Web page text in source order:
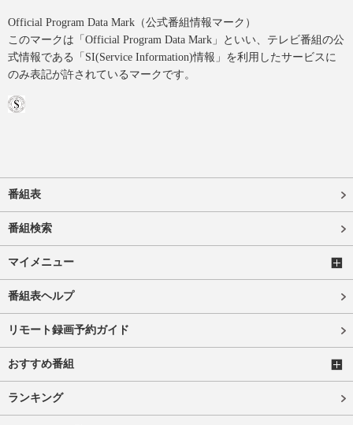
Official Program Data Mark（公式番組情報マーク）
このマークは「Official Program Data Mark」といい、テレビ番組の公
式情報である「SI(Service Information)情報」を利用したサービスに
のみ表記が許されているマークです。
番組表
番組検索
マイメニュー
番組表ヘルプ
リモート録画予約ガイド
おすすめ番組
ランキング